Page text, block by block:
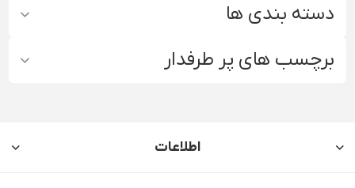
دسته بندی ها
برچسب های پر طرفدار
اطلاعات